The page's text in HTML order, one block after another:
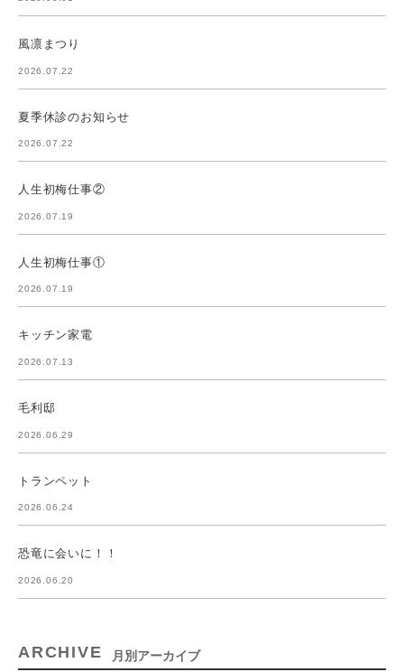
風凛まつり
2026.07.22
夏季休診のお知らせ
2026.07.22
人生初梅仕事②
2026.07.19
人生初梅仕事①
2026.07.19
キッチン家電
2026.07.13
毛利邸
2026.06.29
トランペット
2026.06.24
恐竜に会いに！！
2026.06.20
ARCHIVE 月別アーカイブ